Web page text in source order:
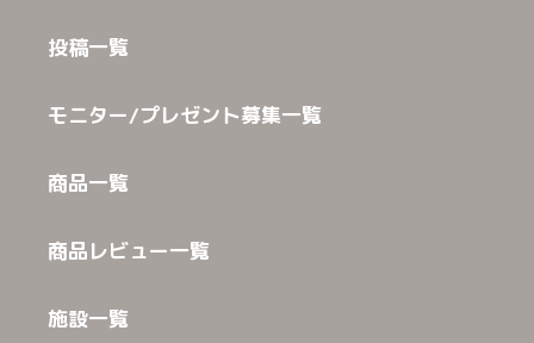
投稿一覧
モニター/プレゼント募集一覧
商品一覧
商品レビュー一覧
施設一覧